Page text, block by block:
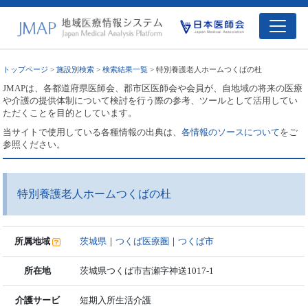
トップページ >施設別検索 >検索結果一覧 > 特別養護老人ホームつくばの杜
JMAPは、各都道府県医師会、郡市区医師会や会員が、自地域の将来の医療
や介護の提供体制について検討を行う際の参考、ツールとして活用してい
ただくことを目的としています。
当サイトで使用している各種情報の出典は、各情報のソースについてをご
参照ください。
特別養護老人ホームつくばの杜
所属地域 茨城県 ｜つくば医療圏 ｜つくば市
所在地 茨城県つくば市吉瀬字神送1017-1
介護サービ
短期入所生活介護